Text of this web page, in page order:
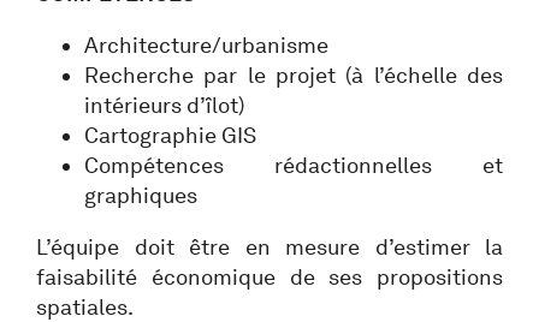
Architecture/urbanisme
Recherche par le projet (à l’échelle des
intérieurs d’îlot)
Cartographie GIS
Compétences rédactionnelles et
graphiques
L’équipe doit être en mesure d’estimer la
faisabilité économique de ses propositions
spatiales.